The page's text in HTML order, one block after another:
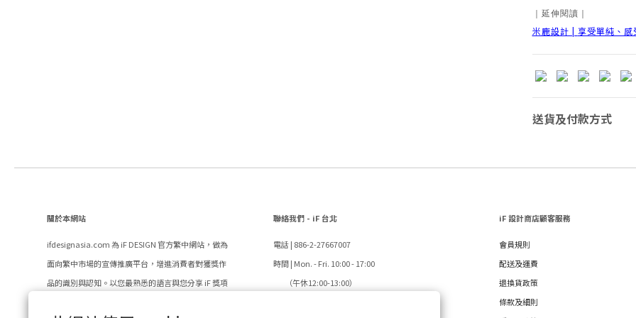
｜延伸閱讀｜
米鹿設計 | 享受單純、感
送貨及付款方式
關於本網站
ifdesignasia.com 為 iF DESIGN 官方繁中網站，做為
面向繁中市場的宣傳推廣平台，增進消費者對獲獎作
品的識別與認知。以您最熟悉的語言與您分享 iF 獎項
聯絡我們 - iF 台北
電話 | 886-2-27667007
時間 | Mon. - Fri. 10:00 - 17:00
（午休12:00-13:00）
iF 設計商店顧客服務
會員規則
配送及運費
退換貨政策
條款及細則